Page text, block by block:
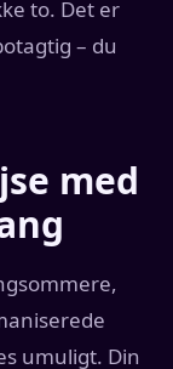
to. Det er
– du
med
umuligt. Din